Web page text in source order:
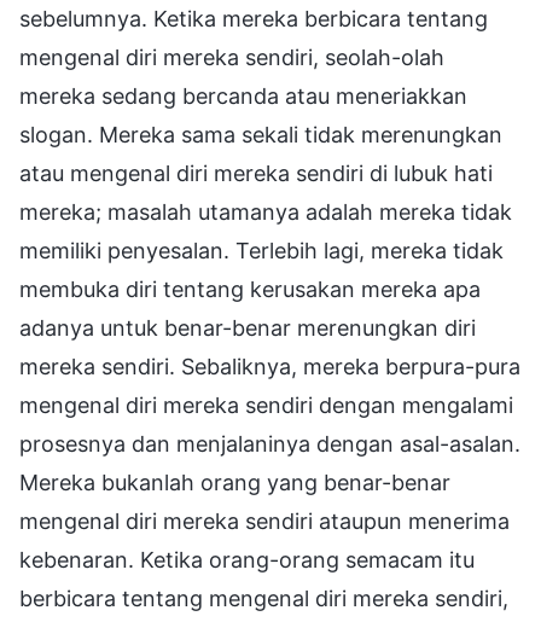
sebelumnya. Ketika mereka berbicara tentang
mengenal diri mereka sendiri, seolah-olah
mereka sedang bercanda atau meneriakkan
slogan. Mereka sama sekali tidak merenungkan
atau mengenal diri mereka sendiri di lubuk hati
mereka; masalah utamanya adalah mereka tidak
memiliki penyesalan. Terlebih lagi, mereka tidak
membuka diri tentang kerusakan mereka apa
adanya untuk benar-benar merenungkan diri
mereka sendiri. Sebaliknya, mereka berpura-pura
mengenal diri mereka sendiri dengan mengalami
prosesnya dan menjalaninya dengan asal-asalan.
Mereka bukanlah orang yang benar-benar
mengenal diri mereka sendiri ataupun menerima
kebenaran. Ketika orang-orang semacam itu
berbicara tentang mengenal diri mereka sendiri,